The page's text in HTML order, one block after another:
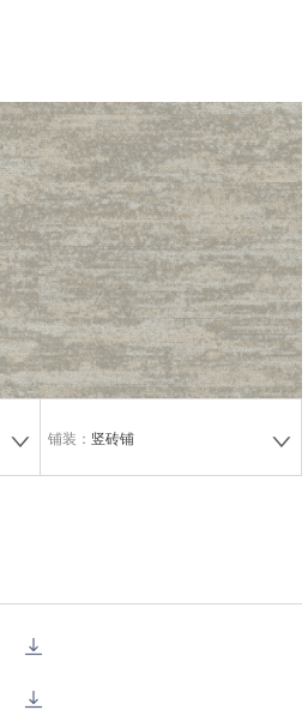
铺装： 竖砖铺